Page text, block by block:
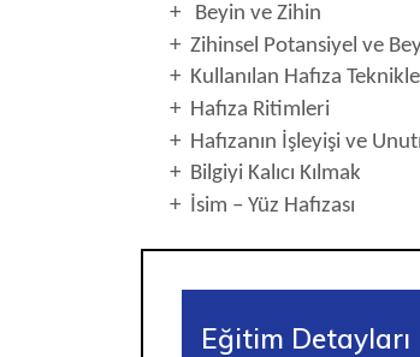
+ Beyin ve Zihin
+ Zihinsel Potansiyel ve
+ Kullanılan Hafıza
+ Hafıza Ritimleri
+ Hafızanın İşleyişi ve
+ Bilgiyi Kalıcı Kılmak
+ İsim – Yüz Hafızası
Eğitim Detayları